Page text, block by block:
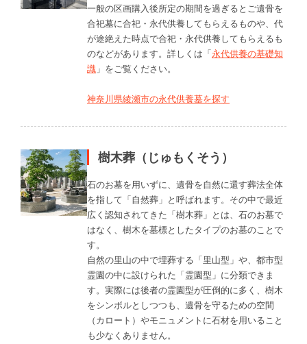
一般の区画購入後所定の期間を過ぎるとご遺骨を
合祀墓に合祀・永代供養してもらえるものや、代
が途絶えた時点で合祀・永代供養してもらえるも
のなどがあります。詳しくは「永代供養の基礎知
識 」をご覧ください。
神奈川県綾瀬市の永代供養墓を探す
樹木葬（じゅもくそう）
石のお墓を用いずに、遺骨を自然に還す葬法全体
を指して「自然葬」と呼ばれます。その中で最近
広く認知されてきた「樹木葬」とは、石のお墓で
はなく、樹木を墓標としたタイプのお墓のことで
す。
自然の里山の中で埋葬する「里山型」や、都市型
霊園の中に設けられた「霊園型」に分類できま
す。実際には後者の霊園型が圧倒的に多く、樹木
をシンボルとしつつも、遺骨を守るための空間
（カロート）やモニュメントに石材を用いること
も少なくありません。